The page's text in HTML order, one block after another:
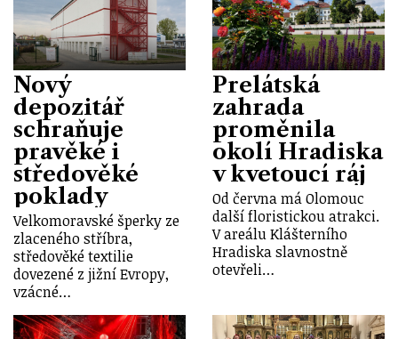
Nový
depozitář
schraňuje
pravěké i
středověké
poklady
Velkomoravské šperky ze
zlaceného stříbra,
středověké textilie
dovezené z jižní Evropy,
vzácné…
Prelátská
zahrada
proměnila
okolí Hradiska
v kvetoucí ráj
Od června má Olomouc
další floristickou atrakci.
V areálu Klášterního
Hradiska slavnostně
otevřeli…